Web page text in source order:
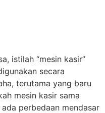
istilah “mesin kasir”
secara
terutama yang baru
mesin kasir sama
perbedaan mendasar